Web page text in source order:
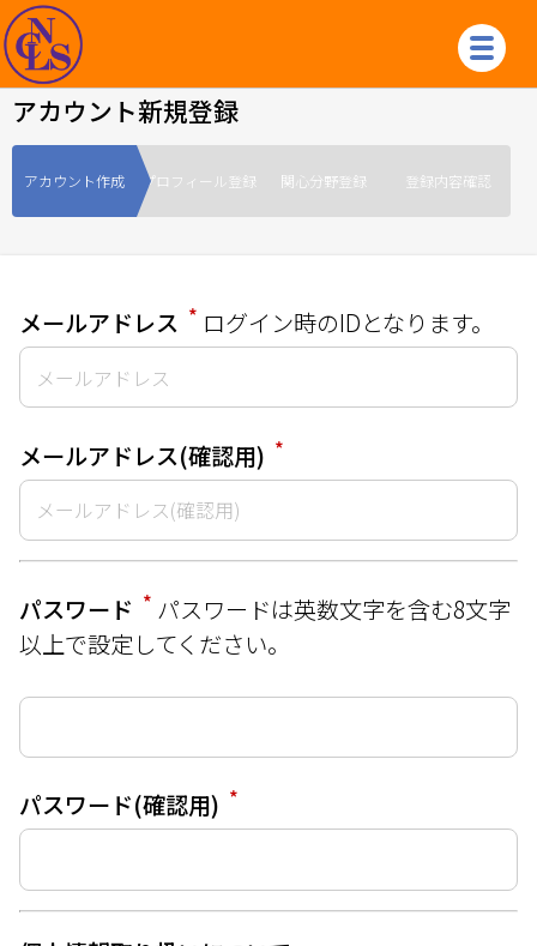
アカウント新規登録
アカウント作成 プロフィール登録 関心分野登録 登録内容確認
メールアドレス * ログイン時のIDとなります。
メールアドレス(確認用) *
パスワード * パスワードは英数文字を含む8文字
以上で設定してください。
パスワード(確認用) *